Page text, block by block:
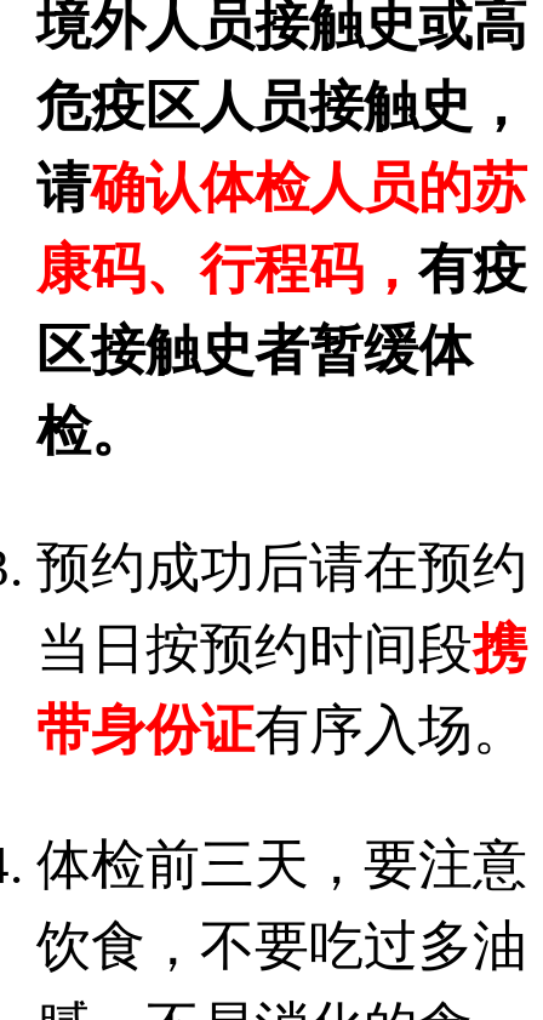
境外人员接触史或高
危疫区人员接触史，
请确认体检人员的苏
康码、行程码， 有疫
区接触史者暂缓体
检。
预约成功后请在预约
当日按预约时间段携
带身份证有序入场。
体检前三天，要注意
饮食，不要吃过多油